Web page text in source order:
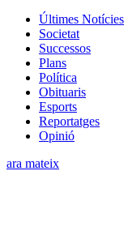
Últimes Notícies
Societat
Successos
Plans
Política
Obituaris
Esports
Reportatges
Opinió
ara mateix